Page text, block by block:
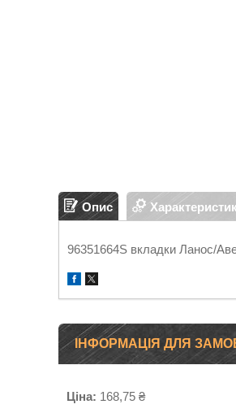
Опис
96351664S вкладки Ланос/
ІНФОРМАЦІЯ ДЛЯ
Ціна: 168,75 ₴